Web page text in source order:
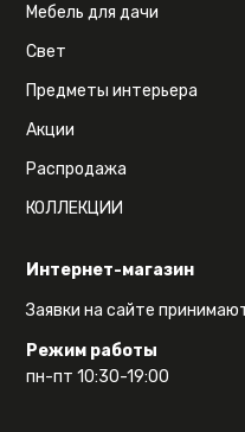
Интернет-магазин
Заявки на сайте
Режим работы
пн-пт 10:30-19:00
Мебель для дачи
Свет
Предметы интерьера
Акции
Распродажа
КОЛЛЕКЦИИ